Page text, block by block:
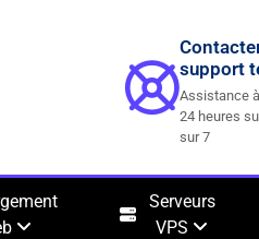
support
Assistance
24 heures
sur 7
Serveurs
VPS